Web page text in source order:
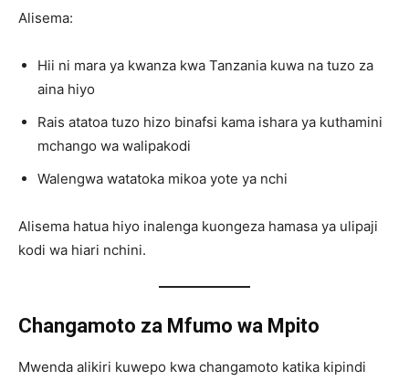
Alisema:
Hii ni mara ya kwanza kwa Tanzania kuwa na tuzo za
aina hiyo
Rais atatoa tuzo hizo binafsi kama ishara ya kuthamini
mchango wa walipakodi
Walengwa watatoka mikoa yote ya nchi
Alisema hatua hiyo inalenga kuongeza hamasa ya ulipaji
kodi wa hiari nchini.
Changamoto za Mfumo wa Mpito
Mwenda alikiri kuwepo kwa changamoto katika kipindi